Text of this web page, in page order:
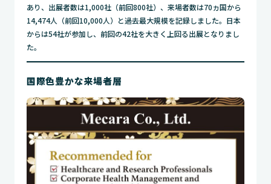
あり、出展者数は1,000社（前回800社）、来場者数は70ヵ国から
14,474人（前回10,000人）と過去最大規模を記録しました。日本
からは54社が参加し、前回の42社を大きく上回る出展となりまし
た。
国際色豊かな来場者層